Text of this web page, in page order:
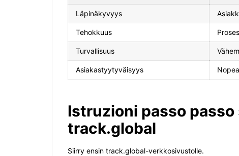
Läpinäkyvyys
Tehokkuus
Turvallisuus
Asiakastyytyväisyys
Istruzioni passo
track.global
Siirry ensin track.global-verkkosivustolle.